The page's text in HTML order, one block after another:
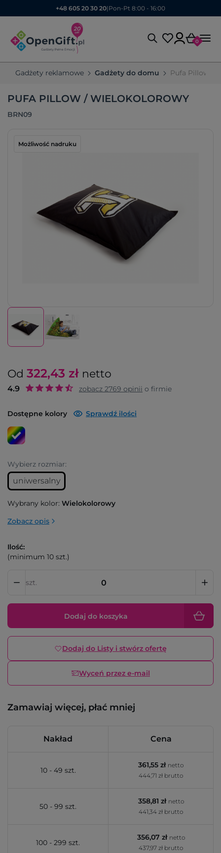
+48 605 20 30 20| Pon-Pt 8:00 - 16:00
0
Gadżety reklamowe Gadżety do domu Pufa Pillow
PUFA PILLOW / WIELOKOLOROWY
BRN09
Możliwość nadruku
Od 322,43 zł netto
4.9 zobacz 2769 opinii o firmie
Dostępne kolory Sprawdź ilości
Wybierz rozmiar:
uniwersalny
Wybrany kolor: Wielokolorowy
Zobacz opis
Ilość:
(minimum 10 szt.)
szt.
Dodaj do koszyka
Dodaj do Listy i stwórz ofertę
Wyceń przez e-mail
Zamawiaj więcej, płać mniej
Nakład Cena
10 - 49 szt.
361,55 zł netto
444,71 zł brutto
50 - 99 szt.
358,81 zł netto
441,34 zł brutto
100 - 299 szt.
356,07 zł netto
437,97 zł brutto